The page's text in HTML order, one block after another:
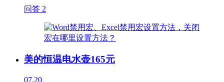
问答 2
美的恒温电水壶165元
07.20